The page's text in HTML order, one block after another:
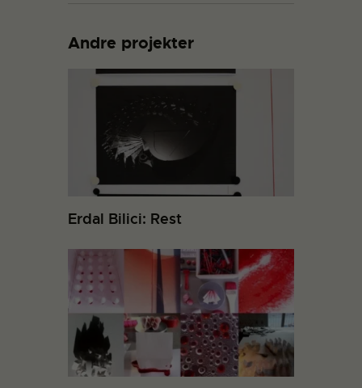
Andre projekter
Erdal Bilici: Rest